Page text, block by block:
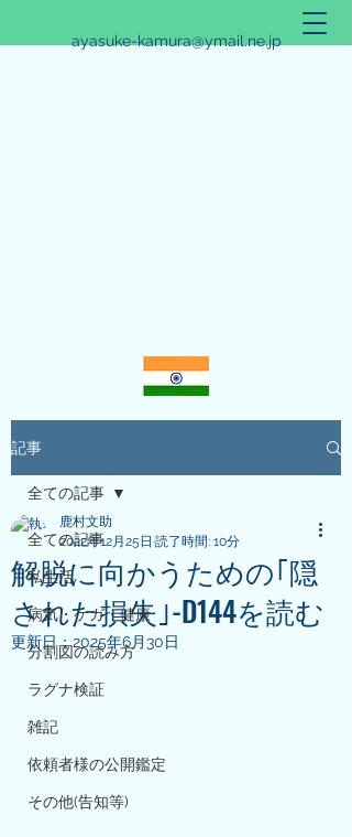
ayasuke-kamura@ymail.ne.jp
アリシュタ・バンガ~JYOTISHのススメ~
記事
全ての記事
私生活
病気・ケガ・健康
分割図の読み方
ラグナ検証
雑記
依頼者様の公開鑑定
その他(告知等)
全ての記事
解脱に向かうための｢隠
された損失｣-D144を読む
鹿村文助
2022年12月25日 読了時間: 10分
更新日：2025年6月30日